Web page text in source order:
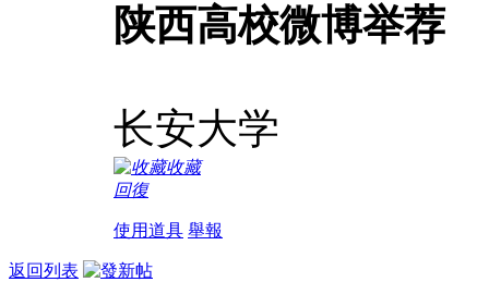
陕西高校微博举荐
长安大学
收藏
回復
使用道具 舉報
返回列表